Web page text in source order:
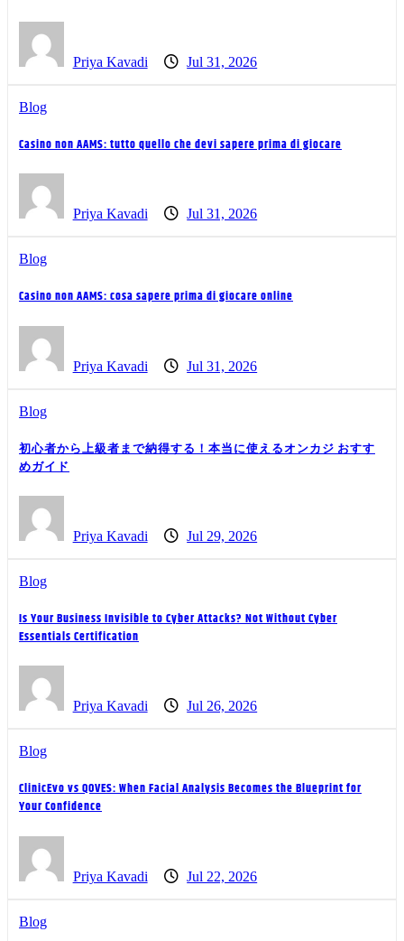
Priya Kavadi Jul 31, 2026
Blog
Casino non AAMS: tutto quello che devi sapere prima di giocare
Priya Kavadi Jul 31, 2026
Blog
Casino non AAMS: cosa sapere prima di giocare online
Priya Kavadi Jul 31, 2026
Blog
初心者から上級者まで納得する！本当に使えるオンカジ おすす
めガイド
Priya Kavadi Jul 29, 2026
Blog
Is Your Business Invisible to Cyber Attacks? Not Without Cyber
Essentials Certification
Priya Kavadi Jul 26, 2026
Blog
ClinicEvo vs QOVES: When Facial Analysis Becomes the Blueprint for
Your Confidence
Priya Kavadi Jul 22, 2026
Blog